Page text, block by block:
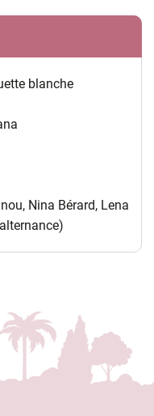
blanche
Nina Bérard, Lena